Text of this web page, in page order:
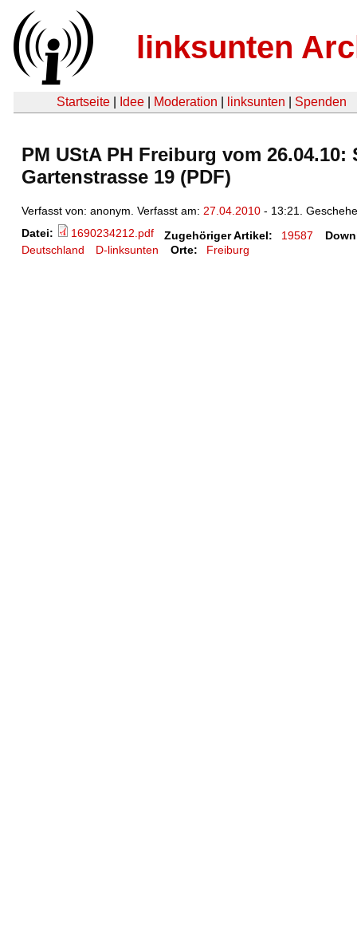
linksunten
Startseite Idee Moderation linksunten Spenden
PM UStA PH Freiburg vom
Gartenstrasse 19 (PDF)
Verfasst von: anonym. Verfasst am: 27.04.2010 - 13:21.
Datei:
1690234212.pdf Zugehöriger Artikel: 19587
Deutschland
D-linksunten Orte: Freiburg